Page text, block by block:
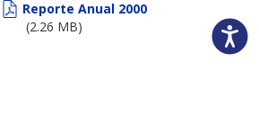
Reporte Anual 2000
(2.26 MB)